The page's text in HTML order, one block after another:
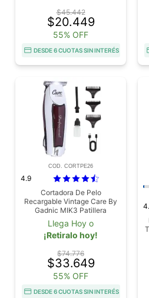
$45.442
$20.449
55% OFF
DESDE 6 CUOTAS SIN INTERÉS
COD. CORTPE26
4.9
Cortadora De Pelo
Recargable Vintage Care By
Gadnic MIK3 Patillera
Inalámbrica
Llega Hoy o
¡Retiralo hoy!
$74.776
$33.649
55% OFF
DESDE 6 CUOTAS SIN INTERÉS